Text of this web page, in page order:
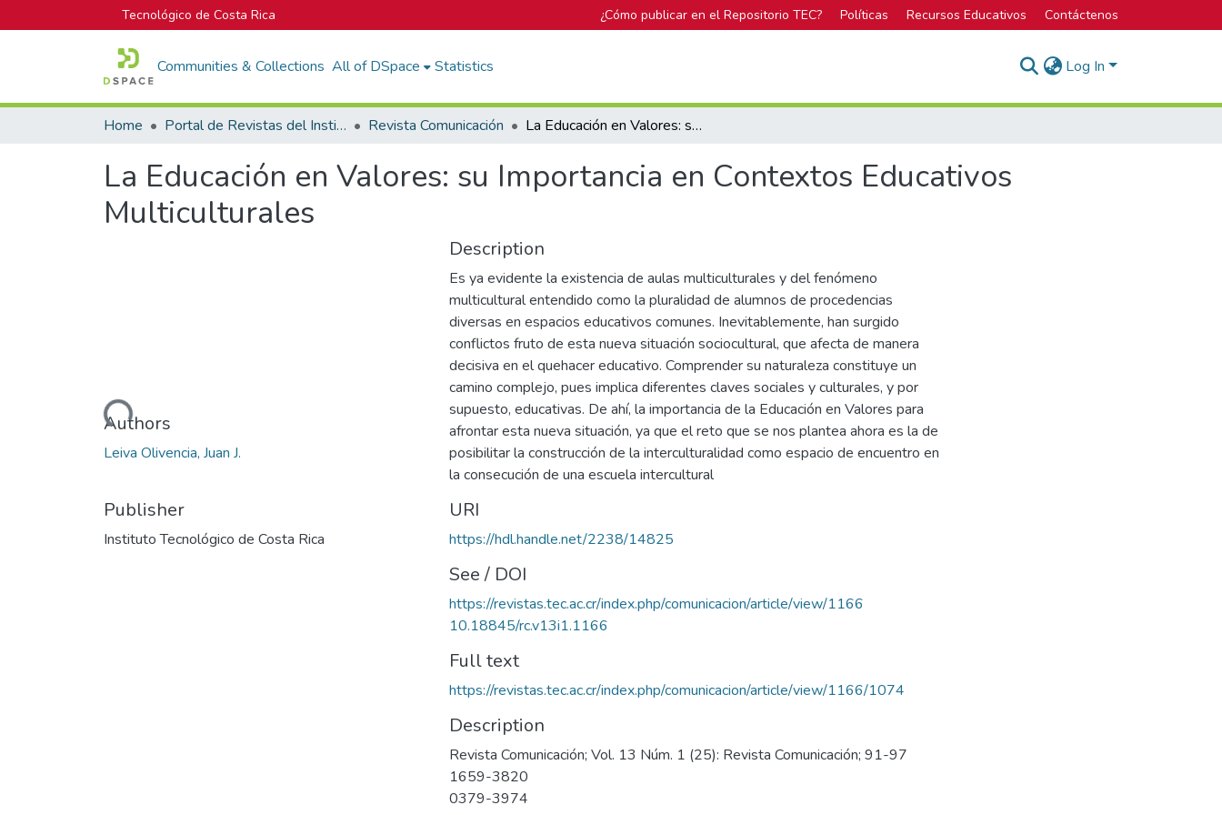
Tecnológico de Costa Rica ¿Cómo publicar en el Repositorio TEC? Políticas Recursos Educativos Contáctenos
Communities & Collections All of DSpace Statistics Log In
Home Portal de Revistas del Instituto Tecnológico de Costa Rica Revista Comunicación La Educación en Valores: su Importancia en Contextos Educativos Multiculturales
La Educación en Valores: su Importancia en Contextos Educativos
Multiculturales
Loading...
Authors
Leiva Olivencia, Juan J.
Publisher
Instituto Tecnológico de Costa Rica
Description
Es ya evidente la existencia de aulas multiculturales y del fenómeno
multicultural entendido como la pluralidad de alumnos de procedencias
diversas en espacios educativos comunes. Inevitablemente, han surgido
conflictos fruto de esta nueva situación sociocultural, que afecta de manera
decisiva en el quehacer educativo. Comprender su naturaleza constituye un
camino complejo, pues implica diferentes claves sociales y culturales, y por
supuesto, educativas. De ahí, la importancia de la Educación en Valores para
afrontar esta nueva situación, ya que el reto que se nos plantea ahora es la de
posibilitar la construcción de la interculturalidad como espacio de encuentro en
la consecución de una escuela intercultural
URI
https://hdl.handle.net/2238/14825
See / DOI
https://revistas.tec.ac.cr/index.php/comunicacion/article/view/1166
10.18845/rc.v13i1.1166
Full text
https://revistas.tec.ac.cr/index.php/comunicacion/article/view/1166/1074
Description
Revista Comunicación; Vol. 13 Núm. 1 (25): Revista Comunicación; 91-97
1659-3820
0379-3974